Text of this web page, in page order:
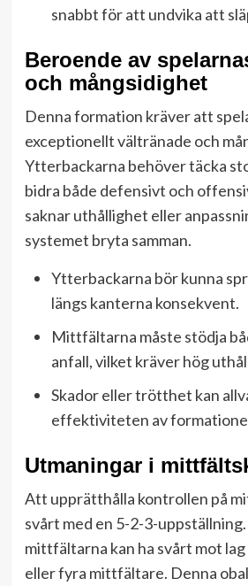
snabbt för att undvika att
Beroende av
och mångsidighet
Denna formation kräver att
exceptionellt vältränade och
Ytterbackarna behöver täcka
bidra både defensivt och
saknar uthållighet eller
systemet bryta samman.
Ytterbackarna bör kunna
längs kanterna konsekvent.
Mittfältarna måste stödja
anfall, vilket kräver hög
Skador eller trötthet kan
effektiviteten av
Utmaningar i
Att upprätthålla kontrollen på
svårt med en 5-2-3-
mittfältarna kan ha svårt mot
eller fyra mittfältare. Denna